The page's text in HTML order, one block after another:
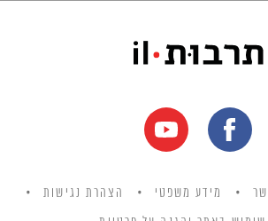
מידע משפטי הצהרת נגישות